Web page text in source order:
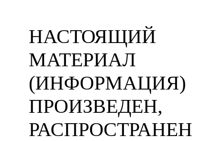
НАСТОЯЩИЙ
МАТЕРИАЛ
(ИНФОРМАЦИЯ)
ПРОИЗВЕДЕН,
РАСПРОСТРАНЕН